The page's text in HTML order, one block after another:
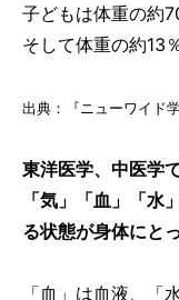
子どもは体重の約
そして体重の約13
出典：『ニューワイド
東洋医学、中医学
「気」「血」「水
る状態が身体にと
「血」は血液、「